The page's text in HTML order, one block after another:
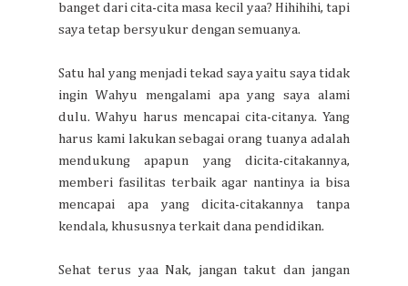
banget dari cita-cita masa kecil yaa? Hihihihi, tapi
saya tetap bersyukur dengan semuanya.
Satu hal yang menjadi tekad saya yaitu saya tidak
ingin Wahyu mengalami apa yang saya alami
dulu. Wahyu harus mencapai cita-citanya. Yang
harus kami lakukan sebagai orang tuanya adalah
mendukung apapun yang dicita-citakannya,
memberi fasilitas terbaik agar nantinya ia bisa
mencapai apa yang dicita-citakannya tanpa
kendala, khususnya terkait dana pendidikan.
Sehat terus yaa Nak, jangan takut dan jangan